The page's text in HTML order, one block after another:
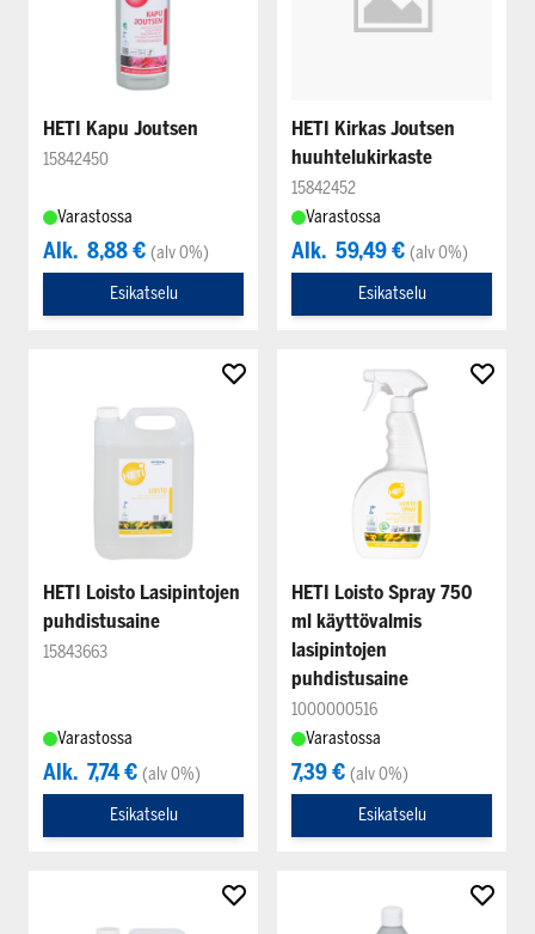
HETI Kapu Joutsen
15842450
Varastossa
Alk. 8,88 € (alv 0%)
Esikatselu
HETI Kirkas Joutsen
huuhtelukirkaste
15842452
Varastossa
Alk. 59,49 € (alv 0%)
Esikatselu
HETI Loisto Lasipintojen
puhdistusaine
15843663
Varastossa
Alk. 7,74 € (alv 0%)
Esikatselu
HETI Loisto Spray 750
ml käyttövalmis
lasipintojen
puhdistusaine
1000000516
Varastossa
7,39 € (alv 0%)
Esikatselu